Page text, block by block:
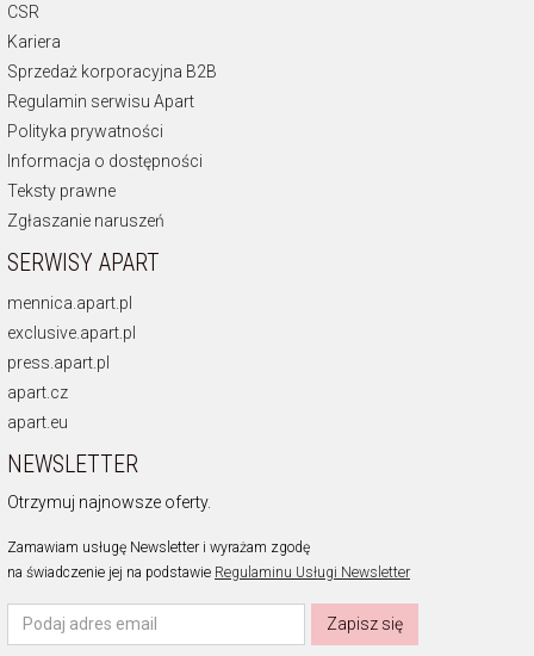
CSR
Kariera
Sprzedaż korporacyjna B2B
Regulamin serwisu Apart
Polityka prywatności
Informacja o dostępności
Teksty prawne
Zgłaszanie naruszeń
SERWISY APART
mennica.apart.pl
exclusive.apart.pl
press.apart.pl
apart.cz
apart.eu
NEWSLETTER
Otrzymuj najnowsze oferty.
Zamawiam usługę Newsletter i wyrażam zgodę
na świadczenie jej na podstawie Regulaminu Usługi Newsletter
Zapisz się